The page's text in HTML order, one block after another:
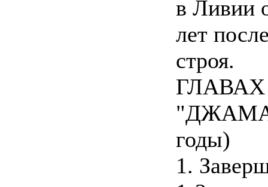
в Ливии
лет
строя.
ГЛАВАХ
годы)
1.